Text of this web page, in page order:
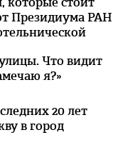
Президиума РАН
Что видит
я?»
20 лет
в город